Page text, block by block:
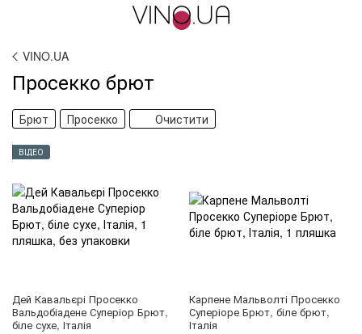
VINO.UA
Просекко брют
Брют Просекко Очистити
ВІДЕО
Дей Кавальєрі Просекко
Вальдобіадене Суперіор Брют,
біле сухе, Італія
Карпене Мальволті Просекко
Суперіоре Брют, біле брют,
Італія